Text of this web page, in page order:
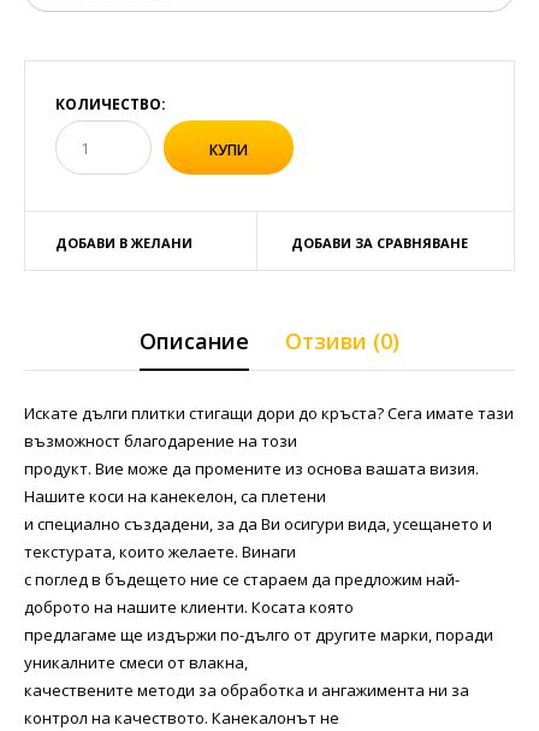
КОЛИЧЕСТВО:
ДОБАВИ В ЖЕЛАНИ ДОБАВИ ЗА СРАВНЯВАНЕ
Описание Отзиви (0)
Искате дълги плитки стигащи дори до кръста? Сега имате тази
възможност благодарение на този
продукт. Вие може да промените из основа вашата визия.
Нашите коси на канекелон, са плетени
и специално създадени, за да Ви осигури вида, усещането и
текстурата, които желаете. Винаги
с поглед в бъдещето ние се стараем да предложим най-
доброто на нашите клиенти. Косата която
предлагаме ще издържи по-дълго от другите марки, поради
уникалните смеси от влакна,
качествените методи за обработка и ангажимента ни за
контрол на качеството. Канекалонът не